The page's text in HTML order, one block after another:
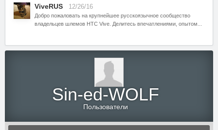
ViveRUS 12/26/16
Добро пожаловать на крупнейшее русскоязычное сообщество
владельцев шлемов HTC Vive. Делитесь впечатлениями, опытом...
Sin-ed-WOLF
Пользователи